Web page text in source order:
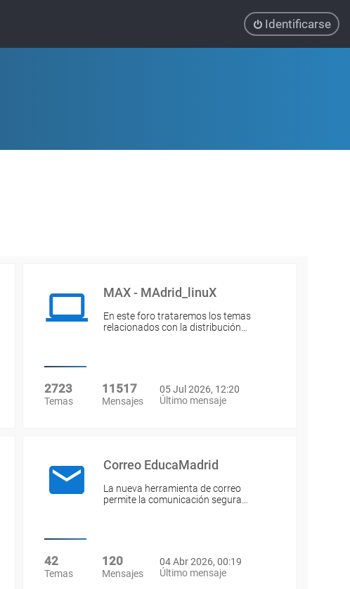
Identificarse
MAX - MAdrid_linuX
En este foro trataremos los temas
relacionados con la distribución…
2723
Temas
11517
Mensajes
05 Jul 2026, 12:20
Último mensaje
Correo EducaMadrid
La nueva herramienta de correo
permite la comunicación segura…
42
Temas
120
Mensajes
04 Abr 2026, 00:19
Último mensaje